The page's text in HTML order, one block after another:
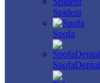
Spident
Spofa
SpofaDental